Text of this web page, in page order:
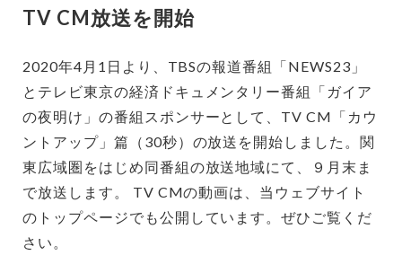
TV CM放送を開始
2020年4月1日より、TBSの報道番組「NEWS23」
とテレビ東京の経済ドキュメンタリー番組「ガイア
の夜明け」の番組スポンサーとして、TV CM「カウ
ントアップ」篇（30秒）の放送を開始しました。関
東広域圏をはじめ同番組の放送地域にて、９月末ま
で放送します。 TV CMの動画は、当ウェブサイト
のトップページでも公開しています。ぜひご覧くだ
さい。